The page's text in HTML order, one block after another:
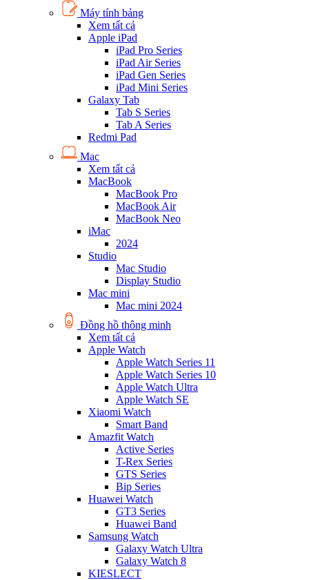
Máy tính bảng
Xem tất cả
Apple iPad
iPad Pro Series
iPad Air Series
iPad Gen Series
iPad Mini Series
Galaxy Tab
Tab S Series
Tab A Series
Redmi Pad
Mac
Xem tất cả
MacBook
MacBook Pro
MacBook Air
MacBook Neo
iMac
2024
Studio
Mac Studio
Display Studio
Mac mini
Mac mini 2024
Đồng hồ thông minh
Xem tất cả
Apple Watch
Apple Watch Series 11
Apple Watch Series 10
Apple Watch Ultra
Apple Watch SE
Xiaomi Watch
Smart Band
Amazfit Watch
Active Series
T-Rex Series
GTS Series
Bip Series
Huawei Watch
GT3 Series
Huawei Band
Samsung Watch
Galaxy Watch Ultra
Galaxy Watch 8
KIESLECT